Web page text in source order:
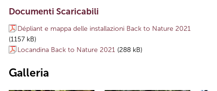
Documenti Scaricabili
Dépliant e mappa delle installazioni Back to Nature 2021
(1157 kB)
Locandina Back to Nature 2021 (288 kB)
Galleria